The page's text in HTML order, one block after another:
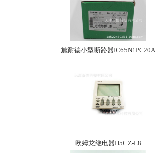
施耐德小型断路器IC65N1PC20A
欧姆龙继电器H5CZ-L8